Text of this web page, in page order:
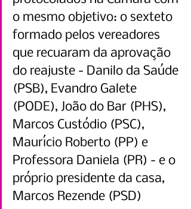
o mesmo objetivo: o sexteto
formado pelos vereadores
que recuaram da aprovação
do reajuste - Danilo da Saúde
(PSB), Evandro Galete
(PODE), João do Bar (PHS),
Marcos Custódio (PSC),
Maurício Roberto (PP) e
Professora Daniela (PR) - e o
próprio presidente da casa,
Marcos Rezende (PSD)